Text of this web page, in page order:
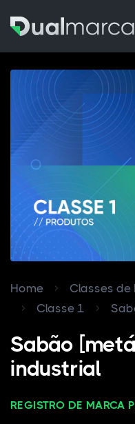
Home
Classes de
Classe 1
Sabão
industrial
REGISTRO DE MARCA